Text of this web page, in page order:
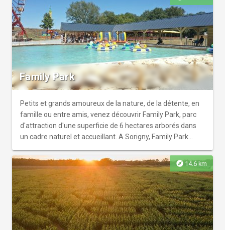
Family Park
Petits et grands amoureux de la nature, de la détente, en
famille ou entre amis, venez découvrir Family Park, parc
d'attraction d'une superficie de 6 hectares arborés dans
un cadre naturel et accueillant. A Sorigny, Family Park
cinéma Multi-D, attractions à sensations fortes ou encore
rencontre avec les mascottes Ricky et Violette pour les
plus petits. A partir de Juin profitez également de l'espace
aquatique avec ses multiples jets d'eau et toboggans.
Possibilité de pique-niquer ou bien de se restaurer sur
place. Plus de 40 attractions à volonté vous attendent
pour s'amuser avec toute la famille !
explore 14.6 km